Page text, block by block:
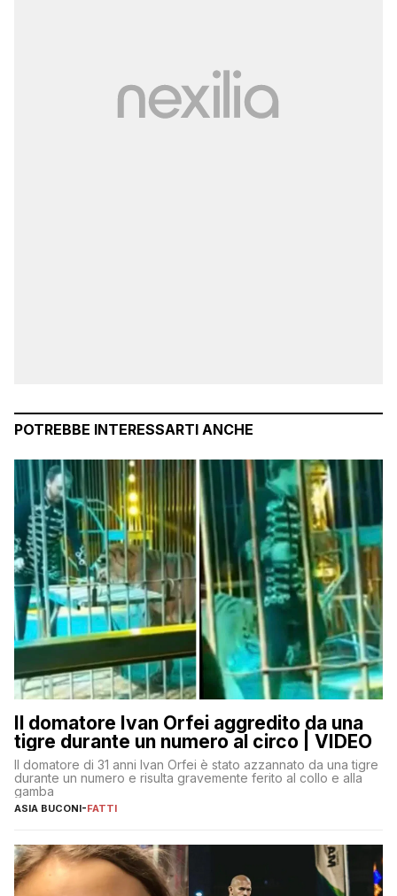
POTREBBE INTERESSARTI ANCHE
Il domatore Ivan Orfei aggredito da una
tigre durante un numero al circo | VIDEO
Il domatore di 31 anni Ivan Orfei è stato azzannato da una tigre
durante un numero e risulta gravemente ferito al collo e alla
gamba
ASIA BUCONI-FATTI